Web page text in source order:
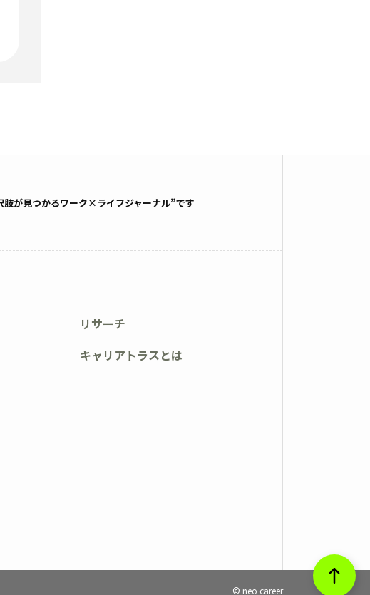
が見つかるワーク×ライフジャーナル”です
リサーチ
キャリアトラスとは
© neo career